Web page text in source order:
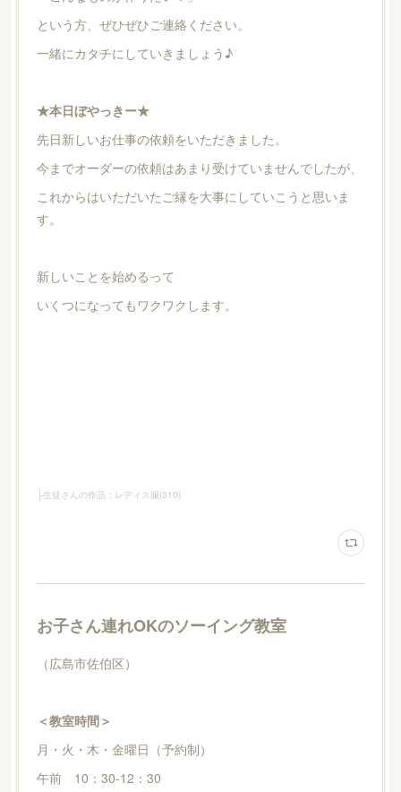
という方、ぜひぜひご連絡ください。
一緒にカタチにしていきましょう♪
★本日ぼやっきー★
先日新しいお仕事の依頼をいただきました。
今までオーダーの依頼はあまり受けていませんでしたが、
これからはいただいたご縁を大事にしていこうと思いま
す。
新しいことを始めるって
いくつになってもワクワクします。
├生徒さんの作品：レディス服(310)
お子さん連れOKのソーイング教室
（広島市佐伯区）
＜教室時間＞
月・火・木・金曜日（予約制）
午前 10：30-12：30